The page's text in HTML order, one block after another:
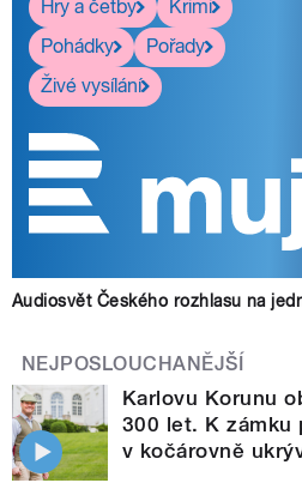
Hry a četby
Krimi
Pohádky
Pořady
Živé vysílání
Audiosvět Českého rozhlasu na
NEJPOSLOUCHANĚJŠÍ
Karlovu Korunu
300 let. K zámku
v kočárovně